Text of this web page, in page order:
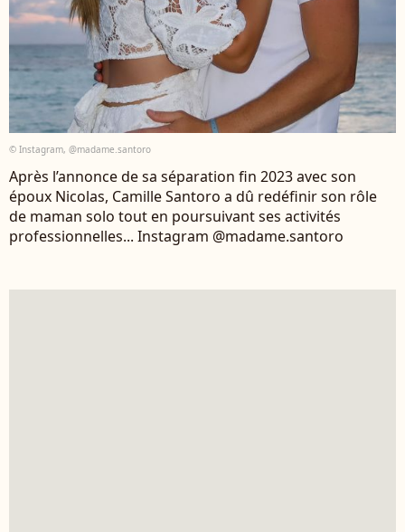
© Instagram, @madame.santoro
Après l’annonce de sa séparation fin 2023 avec son
époux Nicolas, Camille Santoro a dû redéfinir son rôle
de maman solo tout en poursuivant ses activités
professionnelles... Instagram @madame.santoro